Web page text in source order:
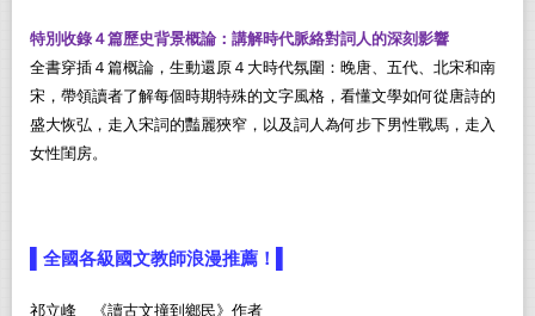
特別收錄４篇歷史背景概論：講解時代脈絡對詞人的深刻影響
全書穿插４篇概論，生動還原４大時代氛圍：晚唐、五代、北宋和南
宋，帶領讀者了解每個時期特殊的文字風格，看懂文學如何從唐詩的
盛大恢弘，走入宋詞的豔麗狹窄，以及詞人為何步下男性戰馬，走入
女性閨房。
全國各級國文教師浪漫推薦！
祁立峰 《讀古文撞到鄉民》作者